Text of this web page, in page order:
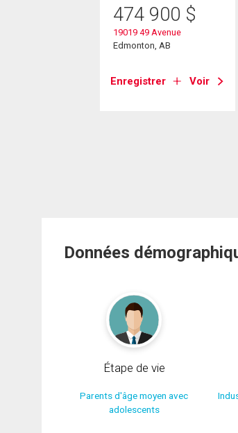
474 900 $
19019 49 Avenue
Edmonton, AB
Enregistrer Voir
Données
Étape de vie
Parents d'âge moyen avec
adolescents